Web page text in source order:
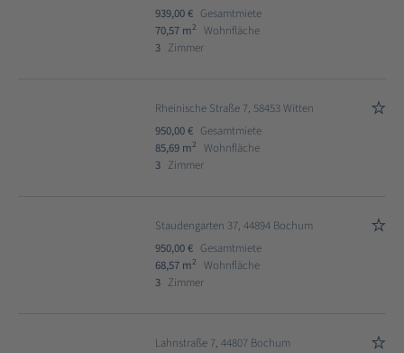
939,00 € Gesamtmiete
70,57 m2
Wohnfläche
3 Zimmer
Rheinische Straße 7, 58453 Witten
950,00 € Gesamtmiete
85,69 m2
Wohnfläche
3 Zimmer
Staudengarten 37, 44894 Bochum
950,00 € Gesamtmiete
68,57 m2
Wohnfläche
3 Zimmer
Lahnstraße 7, 44807 Bochum